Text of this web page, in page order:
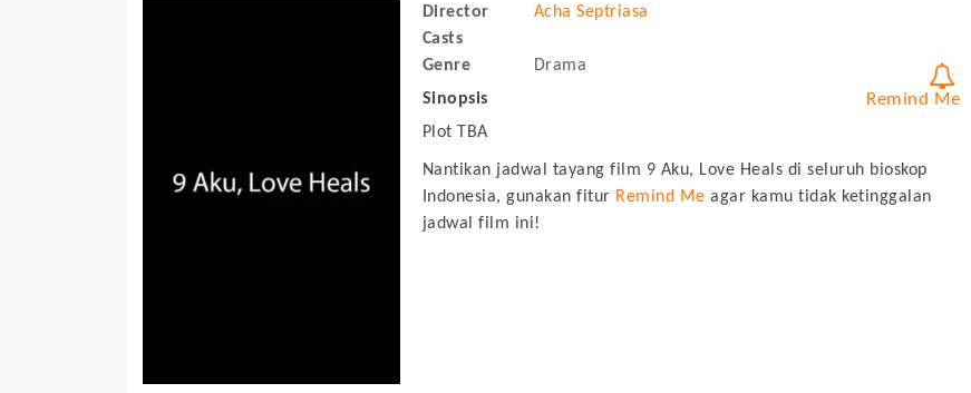
Director
Acha Septriasa
Casts
Genre
Drama
Remind Me
Sinopsis
Plot TBA
Nantikan jadwal tayang film 9 Aku, Love Heals di seluruh bioskop
Indonesia, gunakan fitur Remind Me agar kamu tidak ketinggalan
jadwal film ini!